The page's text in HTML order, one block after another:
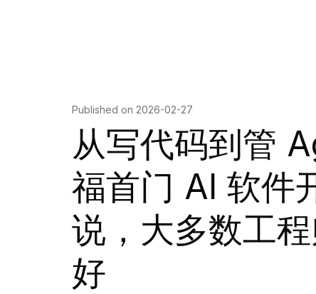
Published on 2026-02-27
从写代码到管
福首门 AI 软件
说，大多数工
好